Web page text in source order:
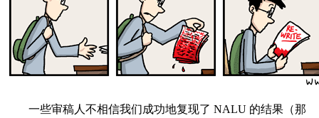
一些审稿人不相信我们成功地复现了 NALU 的结果（那